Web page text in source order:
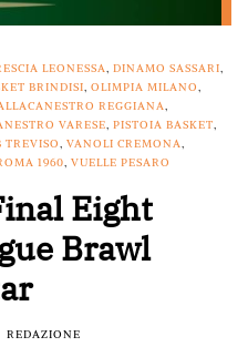
LEONESSA DINAMO SASSARI
BRINDISI OLIMPIA MILANO
REGGIANA
VARESE PISTOIA BASKET
TREVISO VANOLI CREMONA
1960 VUELLE PESARO
Eight
Brawl
REDAZIONE